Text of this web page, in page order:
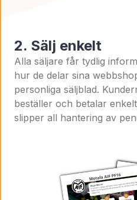
2. Sälj enkelt
Alla säljare får tydlig
hur de delar sina
personliga säljblad.
beställer och betalar
slipper all hantering av